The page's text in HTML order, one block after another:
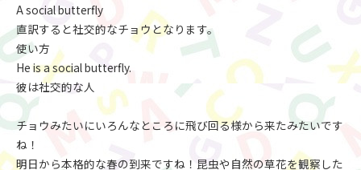
A social butterfly
直訳すると社交的なチョウとなります。
使い方
He is a social butterfly.
彼は社交的な人
チョウみたいにいろんなところに飛び回る様から来たみたいです
ね！
明日から本格的な春の到来ですね！昆虫や自然の草花を観察した